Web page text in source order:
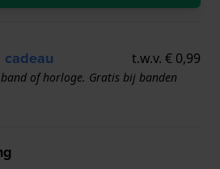
cadeau t.w.v. € 0,99
of horloge. Gratis bij banden